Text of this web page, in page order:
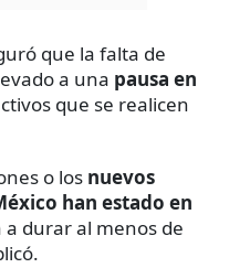
que la falta de
a una pausa en
que se realicen
o los nuevos
han estado en
a durar al menos de